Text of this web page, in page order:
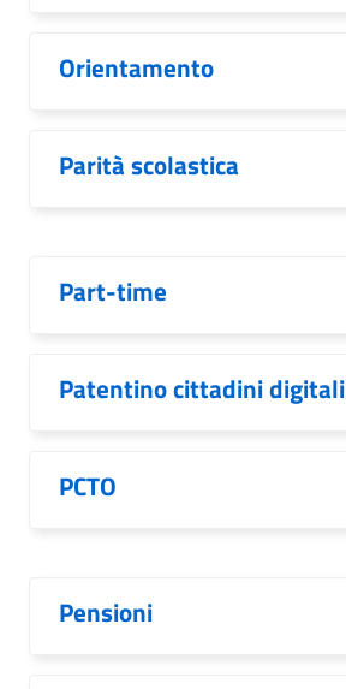
Orientamento
Parità scolastica
Part-time
Patentino cittadini digitali
PCTO
Pensioni